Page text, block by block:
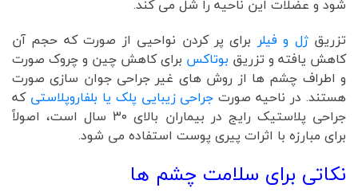
شود و عضلات این ناحیه را شل می کند.
تزریقژل و فیلر برای پر کردن نواحیی از صورت که حجم آن
کاهش یافته و تزریق بوتاکس برای کاهش چین و چروک صورت
و اطراف چشم ها از روش های غیر جراحی جوان سازی صورت
هستند. در ناحیه صورتجراحی زیبایی پلک یا بلفاروپلاستی که
جراحی پلاستیک رایج در بیماران بالای ۳۰ سال است، اصولاً
برای مبارزه با اثرات پیری پوست استفاده می شود.
نکاتی برای سلامت چشم ها